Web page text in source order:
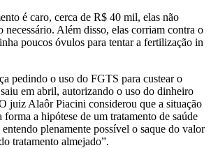
é caro, cerca de R$ 40 mil, elas não
Além disso, elas corriam contra o
poucos óvulos para tentar a fertilização in
pedindo o uso do FGTS para custear o
em abril, autorizando o uso do dinheiro
juiz Alaôr Piacini considerou que a situação
forma a hipótese de um tratamento de saúde
plenamente possível o saque do valor
tratamento almejado”.